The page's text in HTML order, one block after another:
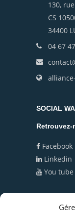
130,
CS
34400
04 67
SOCIAL
Facebook
Linkedin
You tube
Politique